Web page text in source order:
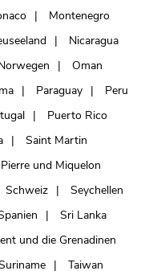
Montenegro
Nicaragua
Oman
Paraguay
Peru
Puerto Rico
Saint Martin
und Miquelon
Schweiz
Seychellen
Sri Lanka
und die Grenadinen
Taiwan